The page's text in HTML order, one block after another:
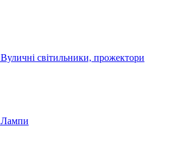
Вуличні світильники, прожектори
Лампи